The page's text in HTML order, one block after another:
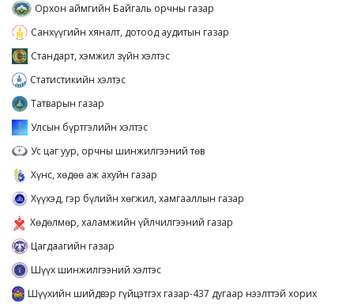
Орхон аймгийн Байгаль орчны газар
Санхүүгийн хяналт, дотоод аудитын газар
Стандарт, хэмжил зүйн хэлтэс
Статистикийн хэлтэс
Татварын газар
Улсын бүртгэлийн хэлтэс
Ус цаг уур, орчны шинжилгээний төв
Хүнс, хөдөө аж ахуйн газар
Хүүхэд, гэр бүлийн хөгжил, хамгааллын газар
Хөдөлмөр, халамжийн үйлчилгээний газар
Цагдаагийн газар
Шүүх шинжилгээний хэлтэс
Шүүхийн шийдвэр гүйцэтгэх газар-437 дугаар нээлттэй хорих